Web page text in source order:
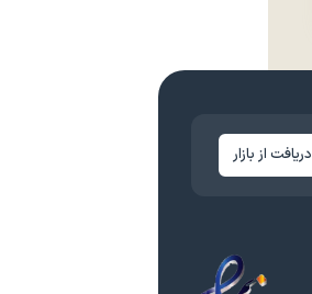
دریافت از بازار